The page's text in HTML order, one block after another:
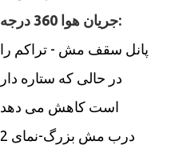
جریان هوا 360 درجه:
پانل سقف مش - تراکم را
در حالی که ستاره دار
است کاهش می دهد
2 درب مش بزرگ-نمای